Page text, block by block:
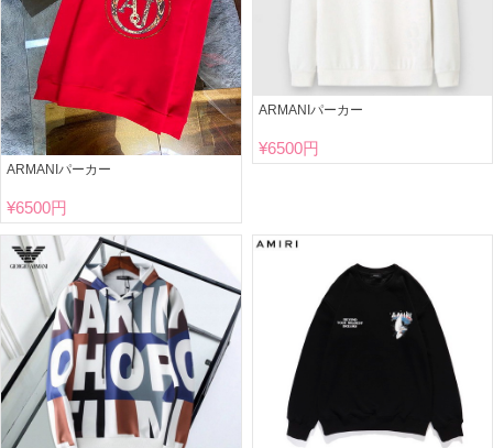
ARMANIパーカー
¥6500円
ARMANIパーカー
¥6500円